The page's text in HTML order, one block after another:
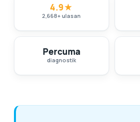
4.9★
2,668+ulasan
Percuma
diagnostik